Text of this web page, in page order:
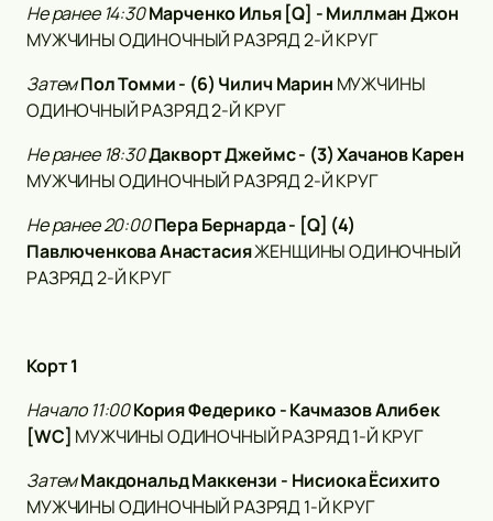
Не ранее 14:30Марченко Илья [Q] - Миллман Джон
МУЖЧИНЫ ОДИНОЧНЫЙ РАЗРЯД 2-Й КРУГ
ЗатемПол Томми - (6) Чилич Марин МУЖЧИНЫ
ОДИНОЧНЫЙ РАЗРЯД 2-Й КРУГ
Не ранее 18:30Дакворт Джеймс - (3) Хачанов Карен
МУЖЧИНЫ ОДИНОЧНЫЙ РАЗРЯД 2-Й КРУГ
Не ранее20:00Пера Бернарда - [Q] (4)
Павлюченкова АнастасияЖЕНЩИНЫ ОДИНОЧНЫЙ
РАЗРЯД 2-Й КРУГ
Корт 1
Начало 11:00Кория Федерико - Качмазов Алибек
[WC] МУЖЧИНЫ ОДИНОЧНЫЙ РАЗРЯД 1-Й КРУГ
ЗатемМакдональд Маккензи - Нисиока Ёсихито
МУЖЧИНЫ ОДИНОЧНЫЙ РАЗРЯД 1-Й КРУГ